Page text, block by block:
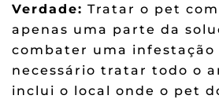
Verdade: Tratar o pet
apenas uma parte da
combater uma infestação
necessário tratar todo o
inclui o local onde o pet